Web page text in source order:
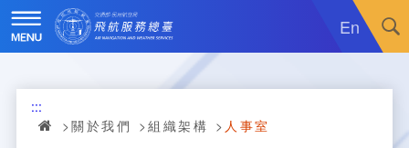
跳
到
主
要
En
最新消息
關於我們
:::
關於我們
組織架構 人事室